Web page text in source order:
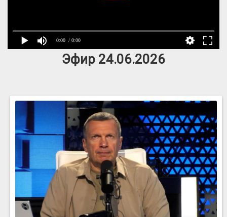
0:00 / 0:00
Эфир 24.06.2026